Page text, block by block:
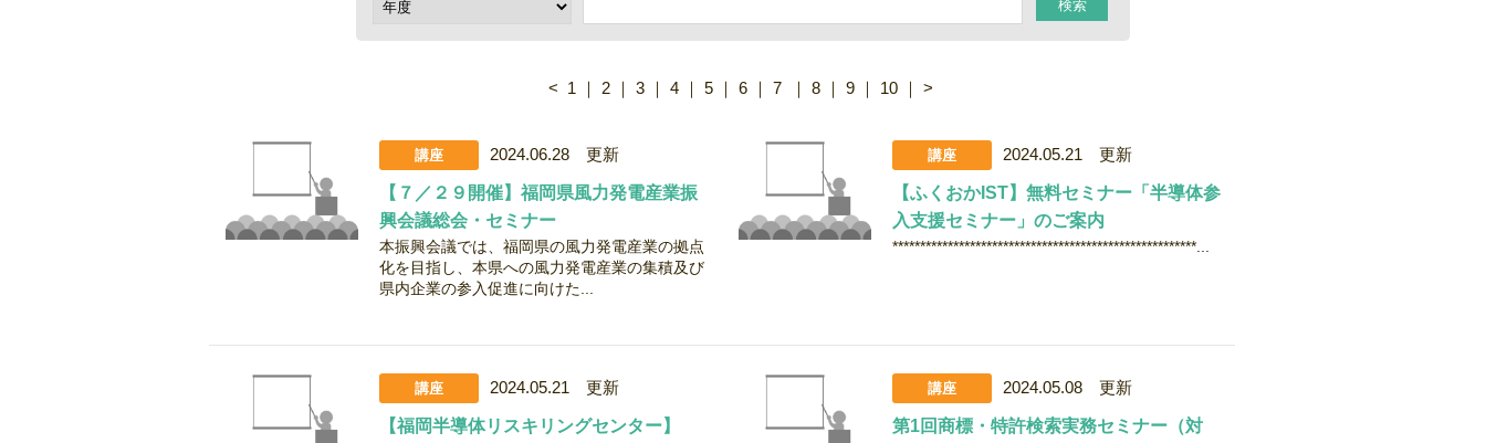
< 1 ｜ 2 ｜ 3 ｜ 4 ｜ 5 ｜ 6 ｜ 7 ｜ 8 ｜ 9 ｜ 10 ｜ >
講座 2024.06.28 更新
【７／２９開催】福岡県風力発電産業振
興会議総会・セミナー
本振興会議では、福岡県の風力発電産業の拠点
化を目指し、本県への風力発電産業の集積及び
県内企業の参入促進に向けた...
講座 2024.05.21 更新
【ふくおかIST】無料セミナー「半導体参
入支援セミナー」のご案内
*******************************************************...
講座 2024.05.21 更新
【福岡半導体リスキリングセンター】
講座 2024.05.08 更新
第1回商標・特許検索実務セミナー（対